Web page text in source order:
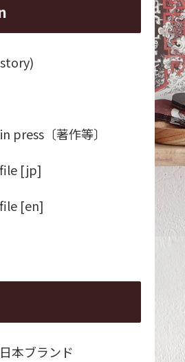
press〔著作等〕
[jp]
[en]
本ブランド